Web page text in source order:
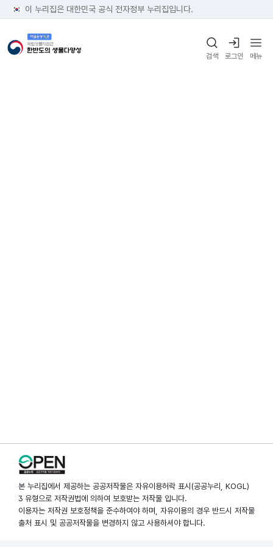
이 누리집은 대한민국 공식 전자정부 누리집입니다.
검색 로그인 메뉴
본 누리집에서 제공하는 공공저작물은 자유이용허락 표시(공공누리, KOGL)
3 유형으로 저작권법에 의하여 보호받는 저작물 입니다.
이용자는 저작권 보호정책을 준수하여야 하며, 자유이용의 경우 반드시 저작물
출처 표시 및 공공저작물을 변경하지 않고 사용하셔야 합니다.